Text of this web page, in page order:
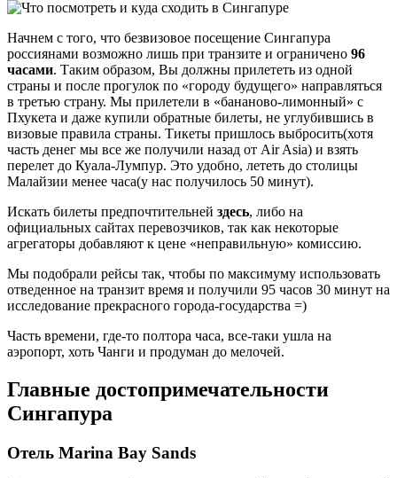
Начнем с того, что безвизовое посещение Сингапура
россиянами возможно лишь при транзите и ограничено 96
часами. Таким образом, Вы должны прилететь из одной
страны и после прогулок по «городу будущего» направляться
в третью страну. Мы прилетели в «бананово-лимонный» с
Пхукета и даже купили обратные билеты, не углубившись в
визовые правила страны. Тикеты пришлось выбросить(хотя
часть денег мы все же получили назад от Air Asia) и взять
перелет до Куала-Лумпур. Это удобно, лететь до столицы
Малайзии менее часа(у нас получилось 50 минут).
Искать билеты предпочтительней здесь, либо на
официальных сайтах перевозчиков, так как некоторые
агрегаторы добавляют к цене «неправильную» комиссию.
Мы подобрали рейсы так, чтобы по максимуму использовать
отведенное на транзит время и получили 95 часов 30 минут на
исследование прекрасного города-государства =)
Часть времени, где-то полтора часа, все-таки ушла на
аэропорт, хоть Чанги и продуман до мелочей.
Главные достопримечательности
Сингапура
Отель Marina Bay Sands